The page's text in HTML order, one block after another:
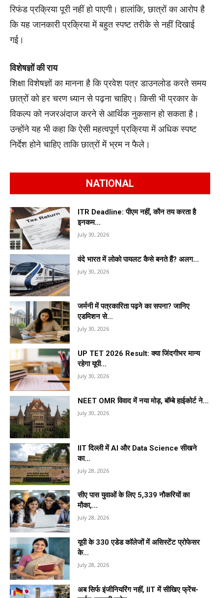
रिफंड प्रक्रिया पूरी नहीं हो पाएगी। हालांकि, छात्रों का आरोप है
कि यह जानकारी प्रक्रिया में बहुत स्पष्ट तरीके से नहीं दिखाई
गई।
विशेषज्ञों की राय
शिक्षा विशेषज्ञों का मानना है कि प्रवेश पत्र डाउनलोड करते समय
छात्रों को हर चरण ध्यान से पढ़ना चाहिए। किसी भी प्रकार के
विकल्प को नजरअंदाज करने से आर्थिक नुकसान हो सकता है।
उन्होंने यह भी कहा कि ऐसी महत्वपूर्ण प्रक्रिया में अधिक स्पष्ट
निर्देश होने चाहिए ताकि छात्रों में भ्रम न फैले।
NATIONAL
ITR Deadline: पीएम नहीं, कौन तय करता है
इनकम...
July 30, 2026
वंदे भारत में लोको पायलट कैसे बनते हैं? अलग...
July 30, 2026
जर्मनी में पत्रकारिता पढ़ने का सपना? जानिए
एडमिशन से...
July 30, 2026
UP TET 2026 Result: क्या जिंदगीभर मान्य
रहेगा यूपी...
July 30, 2026
NEET OMR विवाद में नया मोड़, बॉम्बे हाईकोर्ट ने...
July 30, 2026
IIT दिल्ली में AI और Data Science सीखने
का...
July 28, 2026
सीए पास युवाओं के लिए 5,339 नौकरियों का
मौका,...
July 28, 2026
यूपी के 330 एडेड कॉलेजों में असिस्टेंट प्रोफेसर
के...
July 28, 2026
अब सिर्फ इंजीनियरिंग नहीं, IIT में सीखिए फ्रेंच-